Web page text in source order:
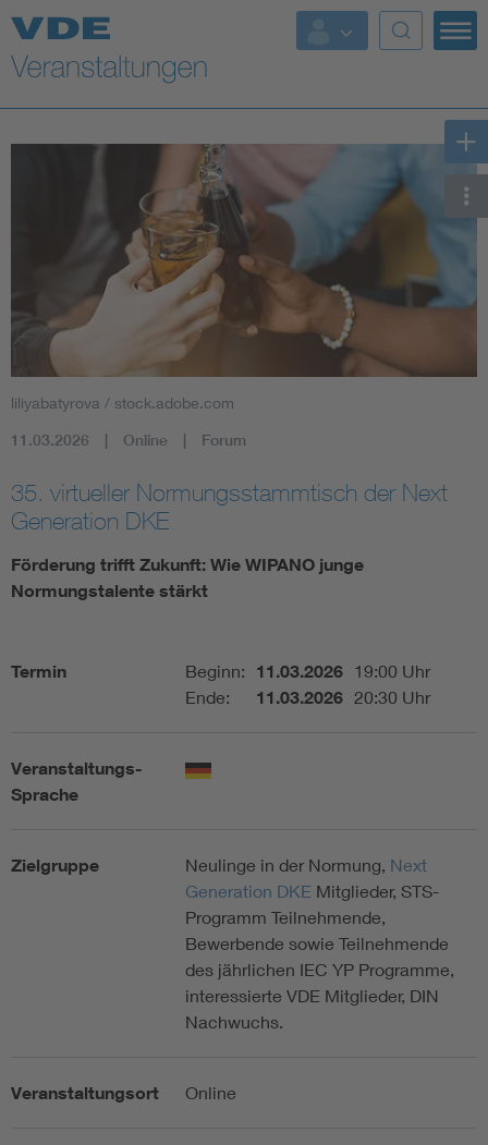
Top Themen
Fokusthemen
AI & Digital Trust
Health
Assisted Living
Electromobility
Functional safety
liliyabatyrova / stock.adobe.com
11.03.2026 Online Forum
35. virtueller Normungsstammtisch der Next
Generation DKE
Förderung trifft Zukunft: Wie WIPANO junge
Normungstalente stärkt
Termin Beginn: 11.03.2026 19:00 Uhr
Ende:
11.03.2026 20:30 Uhr
Veranstaltungs-
Sprache
Zielgruppe Neulinge in der Normung, Next
Generation DKE Mitglieder, STS-
Programm Teilnehmende,
Bewerbende sowie Teilnehmende
des jährlichen IEC YP Programme,
interessierte VDE Mitglieder, DIN
Nachwuchs.
Veranstaltungsort Online